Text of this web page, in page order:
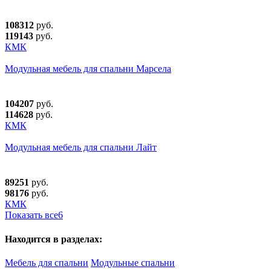
108312 руб.
119143 руб.
КМК
Модульная мебель для спальни Марсела
104207 руб.
114628 руб.
КМК
Модульная мебель для спальни Лайт
89251 руб.
98176 руб.
КМК
Показать все6
Находится в разделах:
Мебель для спальни Модульные спальни